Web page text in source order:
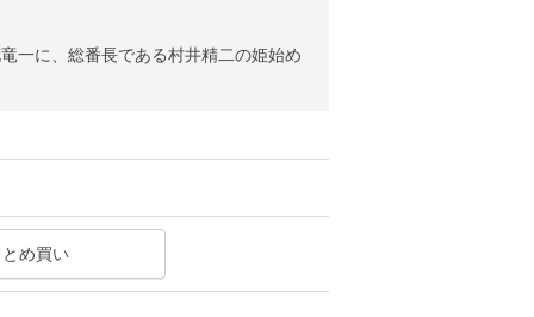
一に、総番長である村井精二の姫始め
め買い